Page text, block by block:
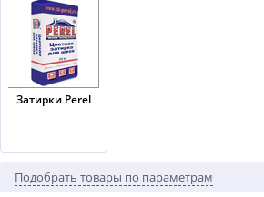
Затирки Perel
Подобрать товары по параметрам